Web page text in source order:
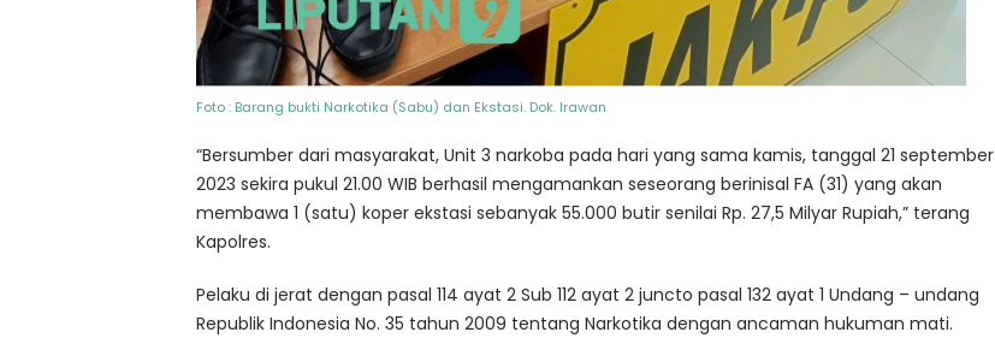
Foto : Barang bukti Narkotika (Sabu) dan Ekstasi. Dok. Irawan
“Bersumber dari masyarakat, Unit 3 narkoba pada hari yang sama kamis, tanggal 21 september
2023 sekira pukul 21.00 WIB berhasil mengamankan seseorang berinisal FA (31) yang akan
membawa 1 (satu) koper ekstasi sebanyak 55.000 butir senilai Rp. 27,5 Milyar Rupiah,” terang
Kapolres.
Pelaku di jerat dengan pasal 114 ayat 2 Sub 112 ayat 2 juncto pasal 132 ayat 1 Undang – undang
Republik Indonesia No. 35 tahun 2009 tentang Narkotika dengan ancaman hukuman mati.